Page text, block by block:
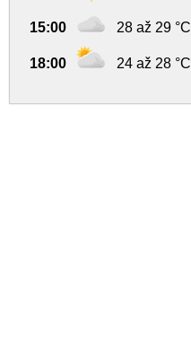
15:00 28 až 29 °C
18:00 24 až 28 °C